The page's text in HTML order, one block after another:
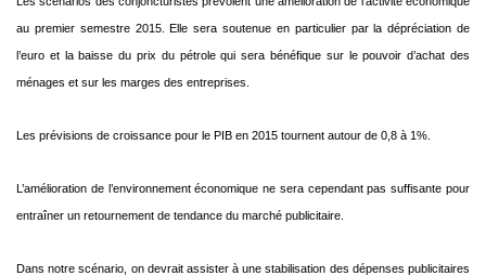
au premier semestre 2015. Elle sera soutenue en particulier par la dépréciation de
l’euro et la baisse du prix du pétrole qui sera bénéfique sur le pouvoir d’achat des
ménages et sur les marges des entreprises.
Les prévisions de croissance pour le PIB en 2015 tournent autour de 0,8 à 1%.
L’amélioration de l’environnement économique ne sera cependant pas suffisante pour
entraîner un retournement de tendance du marché publicitaire.
Dans notre scénario, on devrait assister à une stabilisation des dépenses publicitaires